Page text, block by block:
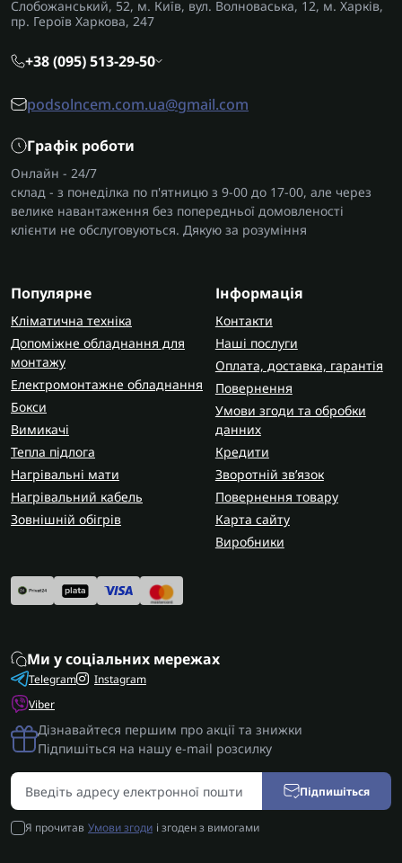
Слобожанський, 52, м. Київ, вул. Волноваська, 12, м. Харків,
пр. Героїв Харкова, 247
+38 (095) 513-29-50
podsolncem.com.ua@gmail.com
Графік роботи
Онлайн - 24/7
склад - з понеділка по п'ятницю з 9-00 до 17-00, але через
велике навантаження без попередньої домовленості
клієнти не обслуговуються. Дякую за розуміння
Популярне
Кліматична техніка
Допоміжне обладнання для
монтажу
Електромонтажне обладнання
Бокси
Вимикачі
Тепла підлога
Нагрівальні мати
Нагрівальний кабель
Зовнішній обігрів
Інформація
Контакти
Наші послуги
Оплата, доставка, гарантія
Повернення
Умови згоди та обробки
данних
Кредити
Зворотній зв’язок
Повернення товару
Карта сайту
Виробники
Ми у соціальних мережах
Telegram
Viber
Instagram
Дізнавайтеся першим про акції та знижки
Підпишіться на нашу e-mail розсилку
Підпишіться
Я прочитав Умови згоди і згоден з вимогами